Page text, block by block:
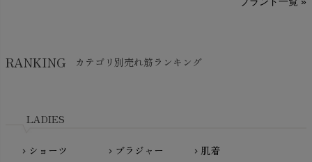
生活アートクラブ
nanadecor（ナナデェコール）
Madame MO（マダムモー）
RANKING カテゴリ別売れ筋ランキング
LADIES
chevron_right ショーツ chevron_right ブラジャー chevron_right 肌着